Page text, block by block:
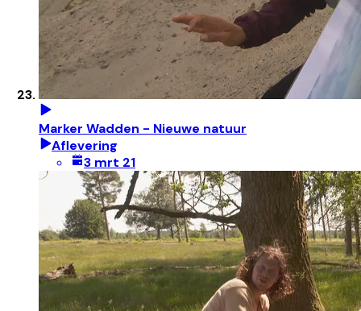
Marker Wadden - Nieuwe natuur
Aflevering
3 mrt 21